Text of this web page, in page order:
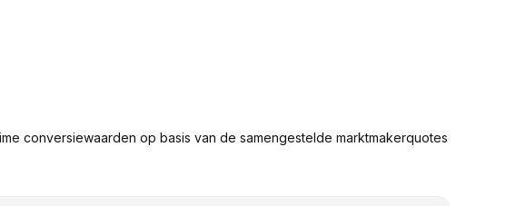
conversiewaarden op basis van de samengestelde marktmakerquotes